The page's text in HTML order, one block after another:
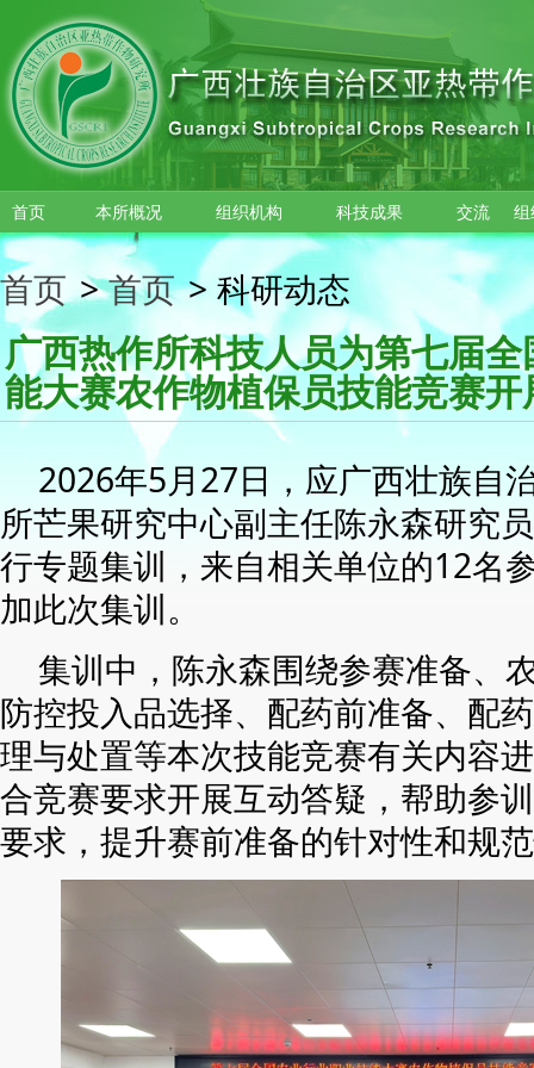
跳转到主要内容
首页 本所概况 组织机构 科技成果 交流
首页 > 首页 > 科研动态
广西热作所科技人员为第七届
能大赛农作物植保员技能竞赛
2026年5月27日，应广西壮族自
所芒果研究中心副主任陈永森研究
行专题集训，来自相关单位的12名
加此次集训。
集训中，陈永森围绕参赛准备、
防控投入品选择、配药前准备、配
理与处置等本次技能竞赛有关内容
合竞赛要求开展互动答疑，帮助参
要求，提升赛前准备的针对性和规